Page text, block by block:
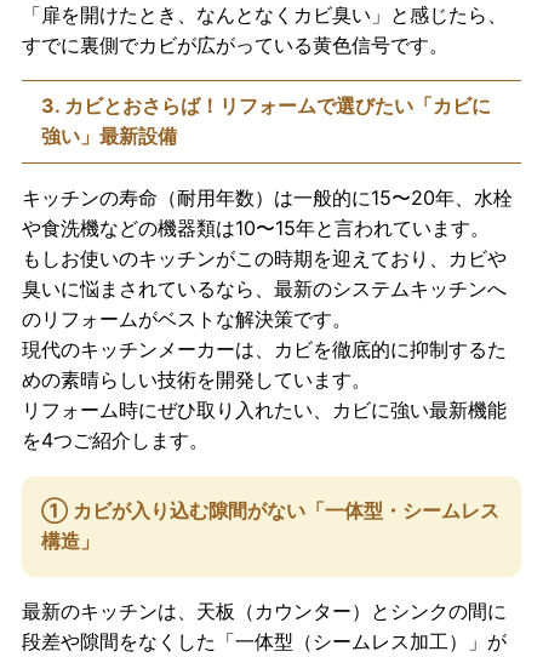
「扉を開けたとき、なんとなくカビ臭い」と感じたら、
すでに裏側でカビが広がっている黄色信号です。
3. カビとおさらば！リフォームで選びたい「カビに
強い」最新設備
キッチンの寿命（耐用年数）は一般的に15〜20年、水栓
や食洗機などの機器類は10〜15年と言われています。
もしお使いのキッチンがこの時期を迎えており、カビや
臭いに悩まされているなら、最新のシステムキッチンへ
のリフォームがベストな解決策です。
現代のキッチンメーカーは、カビを徹底的に抑制するた
めの素晴らしい技術を開発しています。
リフォーム時にぜひ取り入れたい、カビに強い最新機能
を4つご紹介します。
① カビが入り込む隙間がない「一体型・シームレス
構造」
最新のキッチンは、天板（カウンター）とシンクの間に
段差や隙間をなくした「一体型（シームレス加工）」が